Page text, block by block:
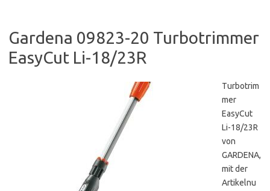
Gardena 09823-20 Turbotrimmer
EasyCut Li-18/23R
Turbotrim
mer
EasyCut
Li-18/23R
von
GARDENA,
mit der
Artikelnu